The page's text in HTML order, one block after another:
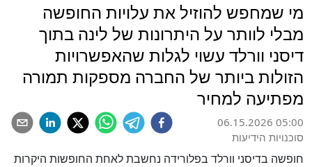
מי שמחפש להוזיל את עלויות החופשה
מבלי לוותר על היתרונות של לינה בתוך
דיסני וורלד עשוי לגלות שהאפשרויות
הזולות ביותר של החברה מספקות תמורה
מפתיעה למחיר
06.15.2026 05:00
סוכנויות הידיעות
חופשה בדיסני וורלד בפלורידה נחשבת לאחת החופשות היקרות